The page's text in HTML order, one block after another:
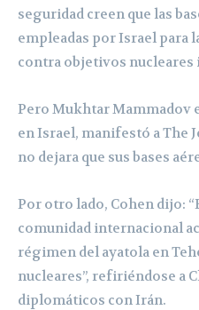
seguridad creen que las
empleadas por Israel para
contra objetivos nucleares
Pero Mukhtar Mammadov
en Israel, manifestó a The
no dejara que sus bases
Por otro lado, Cohen dijo:
comunidad internacional
régimen del ayatola en
nucleares”, refiriéndose a
diplomáticos con Irán.